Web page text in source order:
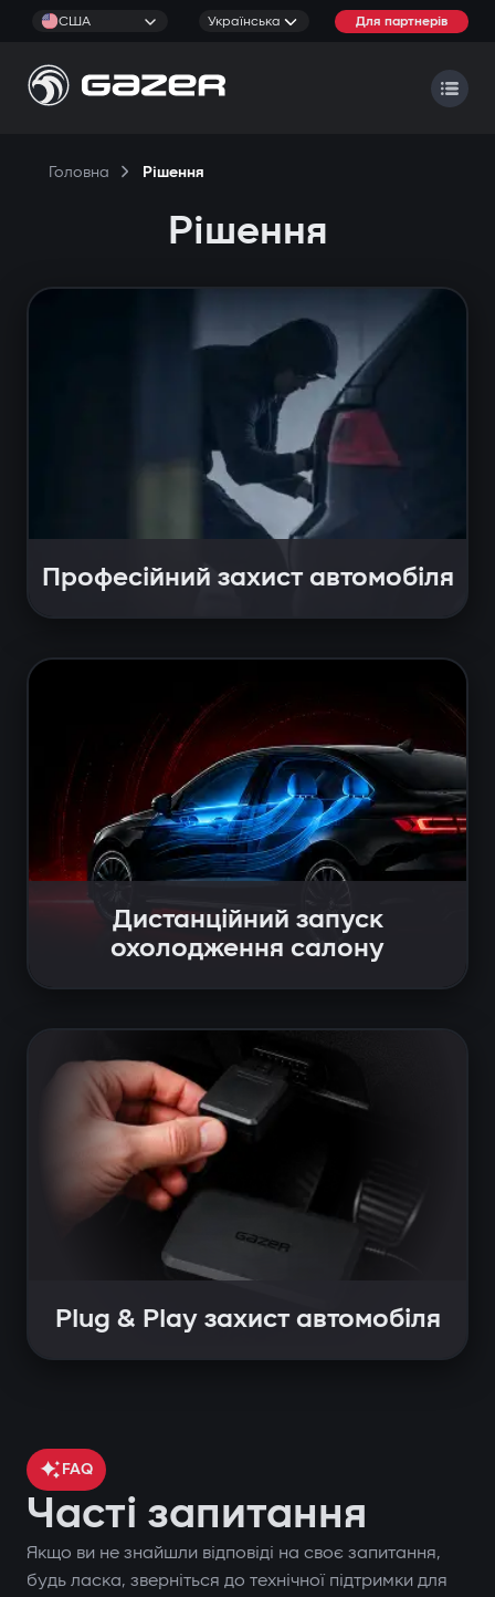
США Українська Для партнерів
Головна Рішення
Рішення
Професійний захист автомобіля
Дистанційний запуск
охолодження салону
Plug & Play захист автомобіля
FAQ
Часті запитання
Якщо ви не знайшли відповіді на своє запитання,
будь ласка, зверніться до технічної підтримки для